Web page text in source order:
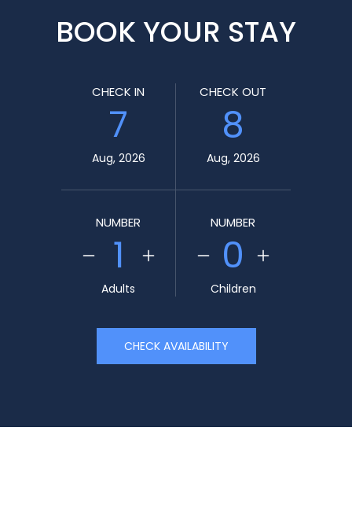
BOOK YOUR STAY
CHECK IN
7
Aug, 2026
CHECK OUT
8
Aug, 2026
NUMBER
1
Adults
NUMBER
0
Children
CHECK AVAILABILITY